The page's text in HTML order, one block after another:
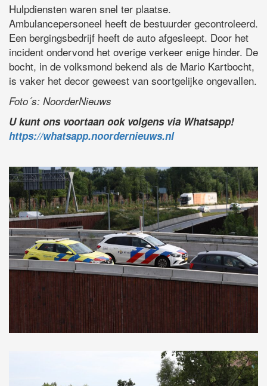
Hulpdiensten waren snel ter plaatse.
Ambulancepersoneel heeft de bestuurder gecontroleerd.
Een bergingsbedrijf heeft de auto afgesleept. Door het
incident ondervond het overige verkeer enige hinder. De
bocht, in de volksmond bekend als de Mario Kartbocht,
is vaker het decor geweest van soortgelijke ongevallen.
Foto´s: NoorderNieuws
U kunt ons voortaan ook volgens via Whatsapp!
https://whatsapp.noordernieuws.nl